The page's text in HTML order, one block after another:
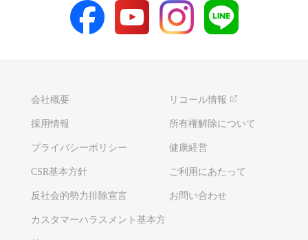
会社概要 リコール情報
採用情報 所有権解除について
プライバシーポリシー 健康経営
CSR基本方針 ご利用にあたって
反社会的勢力排除宣言 お問い合わせ
カスタマーハラスメント基本方